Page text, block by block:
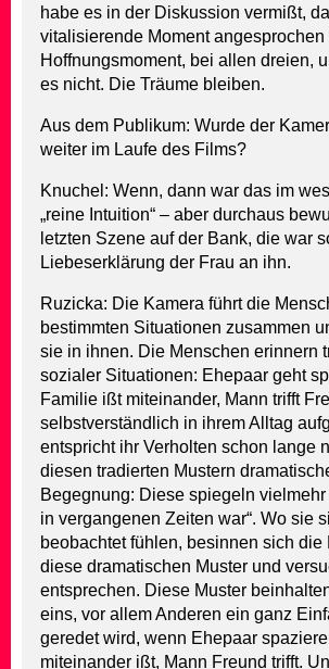
habe es in der Diskussion vermißt,
vitalisierende Moment
Hoffnungsmoment, bei allen dreien,
es nicht. Die Träume bleiben.
Aus dem Publikum: Wurde der
weiter im Laufe des Films?
Knuchel: Wenn, dann war das im
„reine Intuition“ – aber durchaus
letzten Szene auf der Bank, die war
Liebeserklärung der Frau an ihn.
Ruzicka: Die Kamera führt die
bestimmten Situationen zusammen
sie in ihnen. Die Menschen erinnern
sozialer Situationen: Ehepaar geht
Familie ißt miteinander, Mann trifft
selbstverständlich in ihrem Alltag
entspricht ihr Verholten schon lange
diesen tradierten Mustern
Begegnung: Diese spiegeln vielmehr
in vergangenen Zeiten war“. Wo sie
beobachtet fühlen, besinnen sich die
diese dramatischen Muster und
entsprechen. Diese Muster
eins, vor allem Anderen ein ganz
geredet wird, wenn Ehepaar
miteinander ißt, Mann Freund trifft.